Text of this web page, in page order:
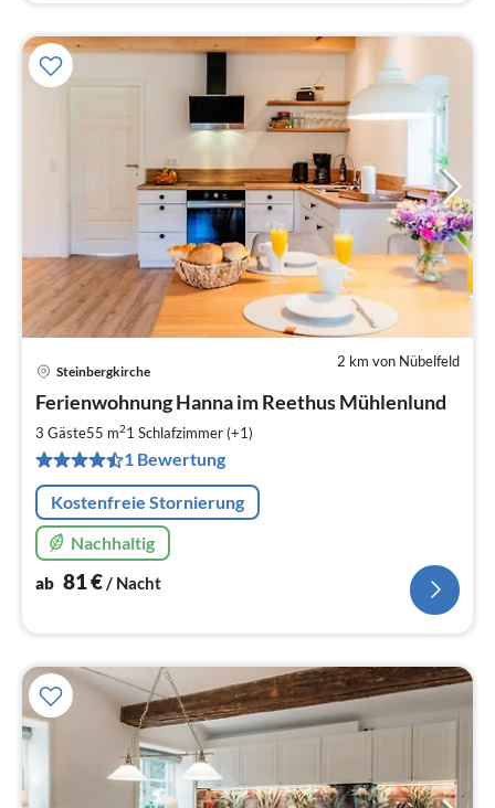
2 km von Nübelfeld
Steinbergkirche
Ferienwohnung Hanna im Reethus Mühlenlund
3 Gäste55 m21 Schlafzimmer (+1)
1 Bewertung
Kostenfreie Stornierung
Nachhaltig
ab 81€/ Nacht